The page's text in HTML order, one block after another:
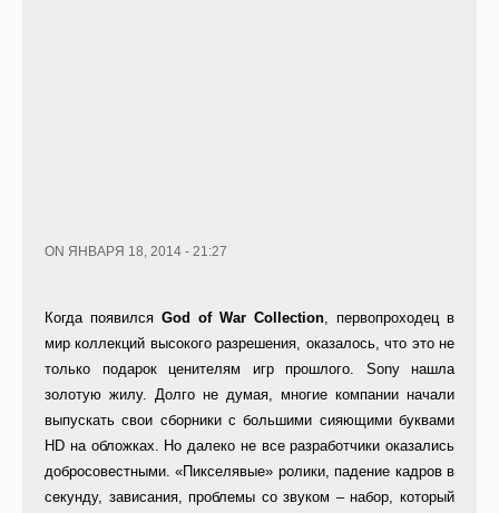
ON ЯНВАРЯ 18, 2014 - 21:27
Когда появился God of War Collection, первопроходец в
мир коллекций высокого разрешения, оказалось, что это не
только подарок ценителям игр прошлого. Sony нашла
золотую жилу. Долго не думая, многие компании начали
выпускать свои сборники с большими сияющими буквами
HD на обложках. Но далеко не все разработчики оказались
добросовестными. «Пикселявые» ролики, падение кадров в
секунду, зависания, проблемы со звуком – набор, который